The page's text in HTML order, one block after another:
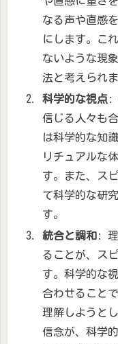
なる声や直感
にします。こ
ないような現
法と考えられま
科学的な視点 :
信じる人々も
は科学的な知
リチュアルな
す。また、ス
て科学的な研
す。
統合と調和:
ることが、ス
す。科学的な
合わせること
理解しようと
信念が、科学